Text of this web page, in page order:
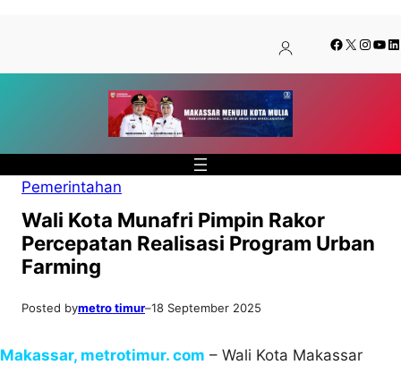
konten
content
Facebook
X
Pemerintahan
Wali Kota Munafri Pimpin Rakor
Percepatan Realisasi Program Urban
Farming
Posted bymetro timur–18 September 2025
Makassar, metrotimur. com – Wali Kota Makassar